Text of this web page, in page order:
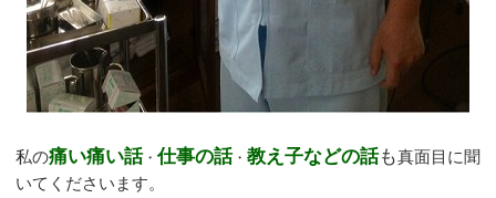
私の痛い痛い話・仕事の話・ 教え子などの話も真面目に聞
いてくださいます。